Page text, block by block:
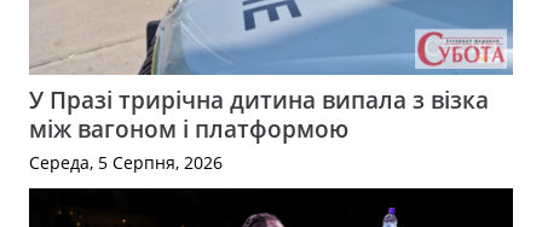
У Празі трирічна дитина випала з візка
між вагоном і платформою
Середа, 5 Серпня, 2026